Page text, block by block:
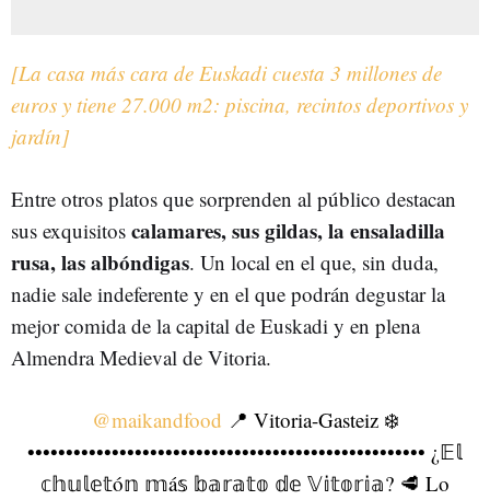
[La casa más cara de Euskadi cuesta 3 millones de
euros y tiene 27.000 m2: piscina, recintos deportivos y
jardín]
Entre otros platos que sorprenden al público destacan
sus exquisitos calamares, sus gildas, la ensaladilla
rusa, las albóndigas. Un local en el que, sin duda,
nadie sale indeferente y en el que podrán degustar la
mejor comida de la capital de Euskadi y en plena
Almendra Medieval de Vitoria.
@maikandfood 📍 Vitoria-Gasteiz ❄️
•••••••••••••••••••••••••••••••••••••••••••••••••••• ¿𝔼𝕝
𝕔𝕙𝕦𝕝𝕖𝕥ó𝕟 𝕞á𝕤 𝕓𝕒𝕣𝕒𝕥𝕠 𝕕𝕖 𝕍𝕚𝕥𝕠𝕣𝕚𝕒? 🥩 Lo